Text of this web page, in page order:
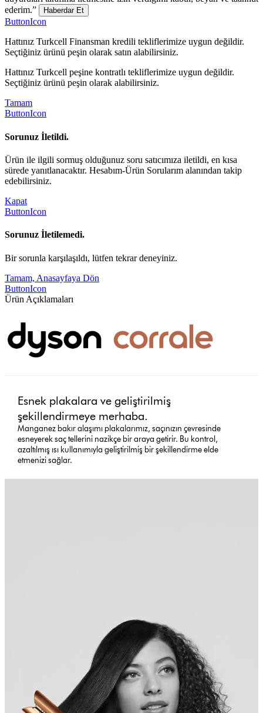
ederim.”
Haberdar Et
ButtonIcon
Hattınız Turkcell Finansman kredili tekliflerimize uygun değildir.
Seçtiğiniz ürünü peşin olarak satın alabilirsiniz.
Hattınız Turkcell peşine kontratlı tekliflerimize uygun değildir.
Seçtiğiniz ürünü peşin olarak alabilirsiniz.
Tamam
ButtonIcon
Sorunuz İletildi.
Ürün ile ilgili sormuş olduğunuz soru satıcımıza iletildi, en kısa
sürede yanıtlanacaktır. Hesabım-Ürün Sorularım alanından takip
edebilirsiniz.
Kapat
ButtonIcon
Sorunuz İletilemedi.
Bir sorunla karşılaşıldı, lütfen tekrar deneyiniz.
Tamam, Anasayfaya Dön
ButtonIcon
Ürün Açıklamaları
Esnek plakalara ve geliştirilmiş
şekillendirmeye merhaba.
Manganez bakır alaşımı plakalarımız, saçınızın çevresinde
esneyerek saç tellerini nazikçe bir araya getirir. Bu kontrol,
azaltılmış ısı kullanımıyla geliştirilmiş bir şekillendirme elde
etmenizi sağlar.